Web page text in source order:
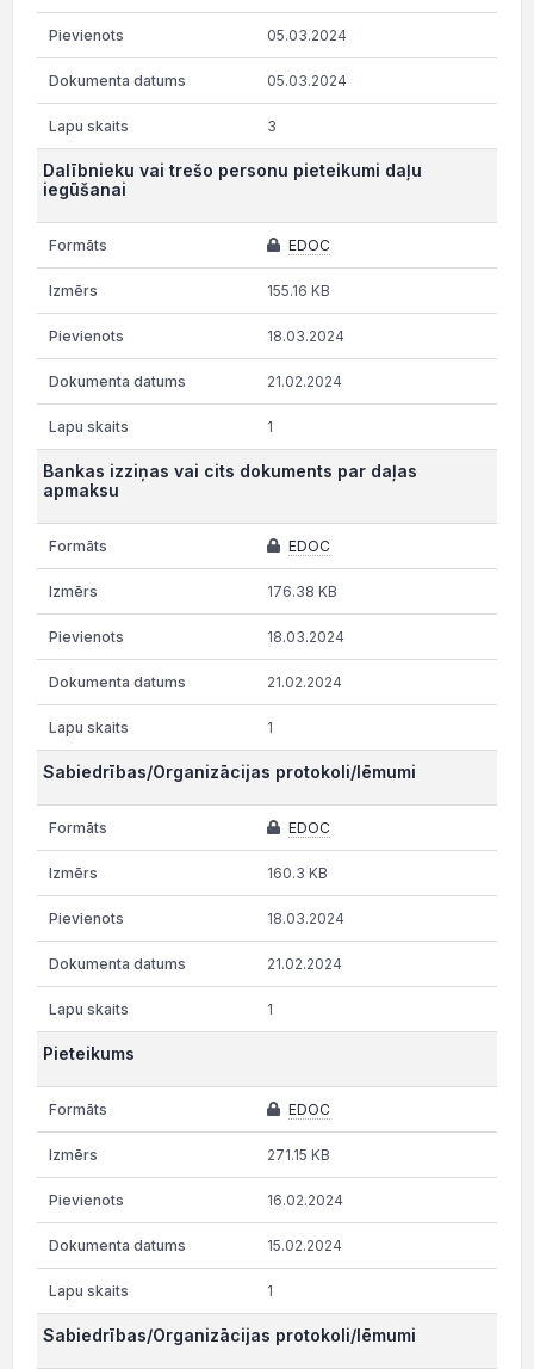
05.03.2024
05.03.2024
3
Dalībnieku vai trešo personu pieteikumi daļu
iegūšanai
EDOC
155.16 KB
18.03.2024
21.02.2024
1
Bankas izziņas vai cits dokuments par daļas
apmaksu
EDOC
176.38 KB
18.03.2024
21.02.2024
1
Sabiedrības/Organizācijas protokoli/lēmumi
EDOC
160.3 KB
18.03.2024
21.02.2024
1
Pieteikums
EDOC
271.15 KB
16.02.2024
15.02.2024
1
Sabiedrības/Organizācijas protokoli/lēmumi